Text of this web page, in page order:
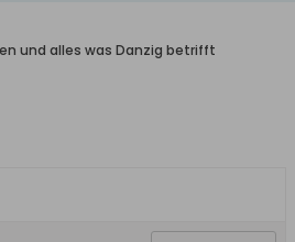
und alles was Danzig betrifft